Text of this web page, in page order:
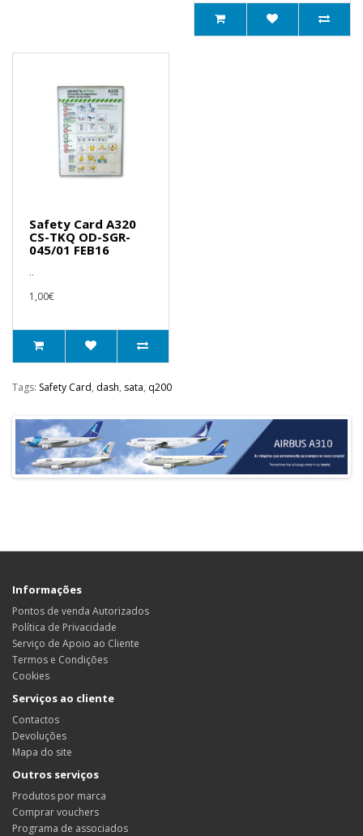
Safety Card A320
CS-TKQ OD-SGR-
045/01 FEB16
..
1,00€
Tags: Safety Card, dash, sata, q200
Informações
Pontos de venda Autorizados
Política de Privacidade
Serviço de Apoio ao Cliente
Termos e Condições
Cookies
Serviços ao cliente
Contactos
Devoluções
Mapa do site
Outros serviços
Produtos por marca
Comprar vouchers
Programa de associados